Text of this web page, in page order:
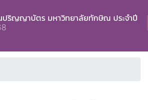
ปริญญาบัตร มหาวิทยาลัยทักษิณ ประจำปี